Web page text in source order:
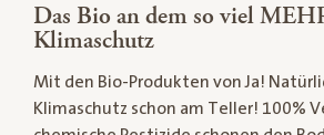
Das Bio an dem so viel
Klimaschutz
Mit den Bio-Produkten von Ja!
Klimaschutz schon am Teller! 100%